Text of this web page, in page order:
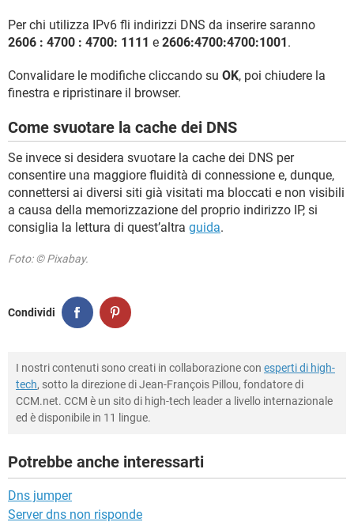
Per chi utilizza IPv6 fli indirizzi DNS da inserire saranno
2606 : 4700 : 4700: 1111 e 2606:4700:4700:1001.
Convalidare le modifiche cliccando su OK, poi chiudere la
finestra e ripristinare il browser.
Come svuotare la cache dei DNS
Se invece si desidera svuotare la cache dei DNS per
consentire una maggiore fluidità di connessione e, dunque,
connettersi ai diversi siti già visitati ma bloccati e non visibili
a causa della memorizzazione del proprio indirizzo IP, si
consiglia la lettura di quest’altra guida.
Foto: © Pixabay.
Condividi
I nostri contenuti sono creati in collaborazione con esperti di high-
tech, sotto la direzione di Jean-François Pillou, fondatore di
CCM.net. CCM è un sito di high-tech leader a livello internazionale
ed è disponibile in 11 lingue.
Potrebbe anche interessarti
Dns jumper
Server dns non risponde